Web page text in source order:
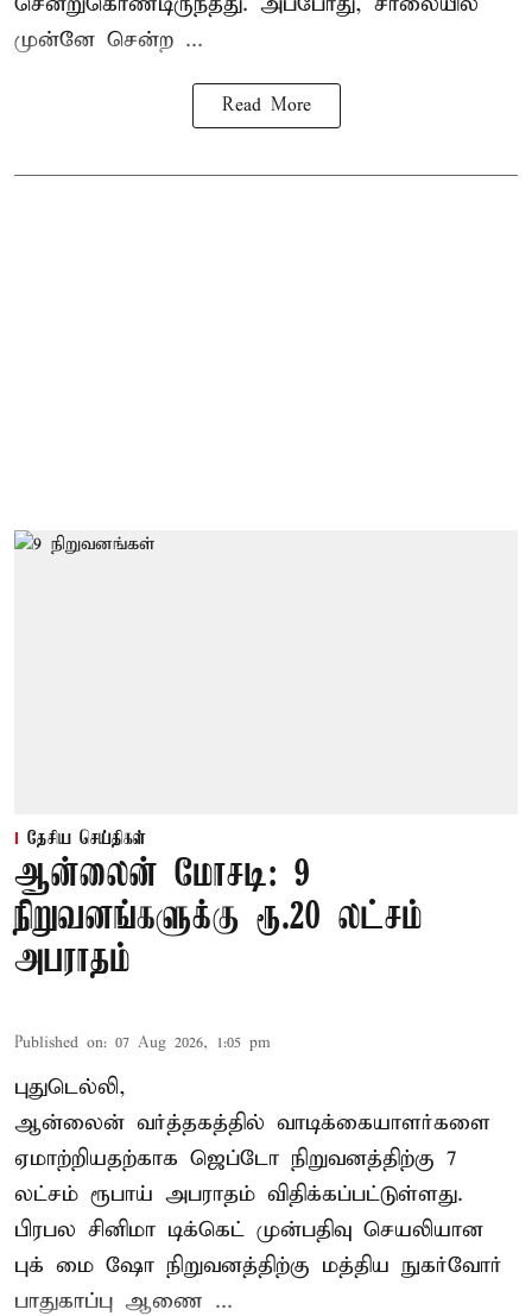
முன்னே சென்ற ...
Read More
தேசிய செய்திகள்
ஆன்லைன் மோசடி: 9
நிறுவனங்களுக்கு ரூ.20 லட்சம்
அபராதம்
Published on: 07 Aug 2026, 1:05 pm
புதுடெல்லி,
ஆன்லைன் வர்த்தகத்தில் வாடிக்கையாளர்களை
ஏமாற்றியதற்காக ஜெப்டோ நிறுவனத்திற்கு 7
லட்சம் ரூபாய் அபராதம் விதிக்கப்பட்டுள்ளது.
பிரபல சினிமா டிக்கெட் முன்பதிவு செயலியான
புக் மை ஷோ நிறுவனத்திற்கு மத்திய நுகர்வோர்
பாதுகாப்பு ஆணை ...